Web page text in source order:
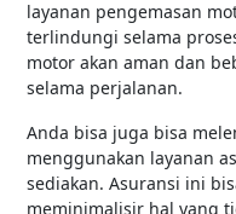
layanan pengemasan
terlindungi selama
motor akan aman dan
selama perjalanan.
Anda bisa juga bisa
menggunakan layanan
sediakan. Asuransi ini
meminimalisir hal yang